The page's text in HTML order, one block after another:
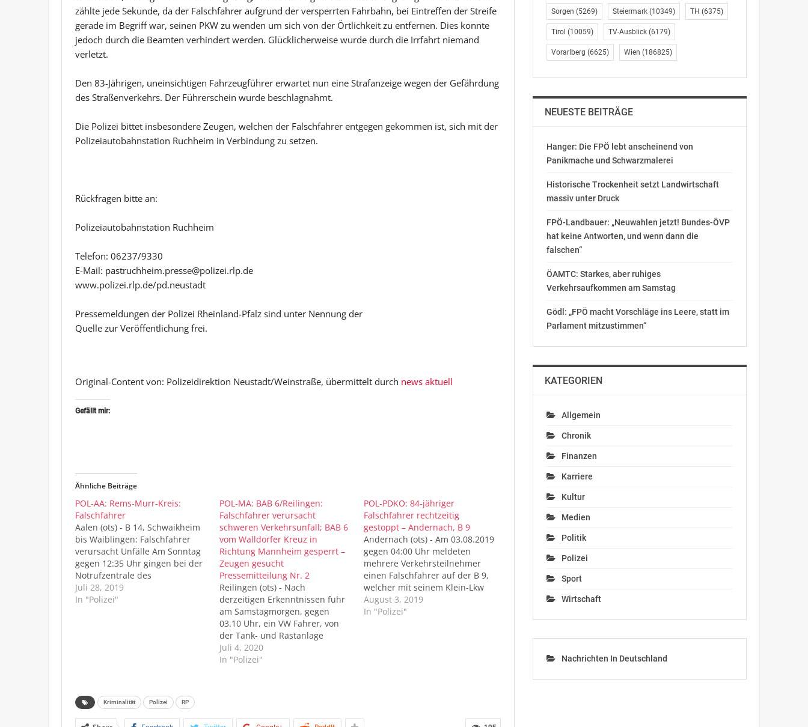
zählte jede Sekunde, da der Falschfahrer aufgrund der versperrten Fahrbahn, bei Eintreffen der Streife
gerade im Begriff war, seinen PKW zu wenden um sich von der Örtlichkeit zu entfernen. Dies konnte
jedoch durch die Beamten verhindert werden. Glücklicherweise wurde durch die Irrfahrt niemand
verletzt.
Den 83-Jährigen, uneinsichtigen Fahrzeugführer erwartet nun eine Strafanzeige wegen der Gefährdung
des Straßenverkehrs. Der Führerschein wurde beschlagnahmt.
Die Polizei bittet insbesondere Zeugen, welchen der Falschfahrer entgegen gekommen ist, sich mit der
Polizeiautobahnstation Ruchheim in Verbindung zu setzen.
Rückfragen bitte an:
Polizeiautobahnstation Ruchheim
Telefon: 06237/9330
E-Mail: pastruchheim.presse@polizei.rlp.de
www.polizei.rlp.de/pd.neustadt
Pressemeldungen der Polizei Rheinland-Pfalz sind unter Nennung der
Quelle zur Veröffentlichung frei.
Original-Content von: Polizeidirektion Neustadt/Weinstraße, übermittelt durch news aktuell
Gefällt mir:
Ähnliche Beiträge
POL-AA: Rems-Murr-Kreis:
Falschfahrer
Aalen (ots) - B 14, Schwaikheim
bis Waiblingen: Falschfahrer
verursacht Unfälle Am Sonntag
gegen 12:35 Uhr gingen bei der
Notrufzentrale des
Polizeipräsidiums Aalen erste
Falschfahrermeldungen ein,
Juli 28, 2019
In "Polizei"
POL-MA: BAB 6/Reilingen:
Falschfahrer verursacht
schweren Verkehrsunfall; BAB 6
vom Walldorfer Kreuz in
Richtung Mannheim gesperrt –
Zeugen gesucht
Pressemitteilung Nr. 2
Reilingen (ots) - Nach
derzeitigen Erkenntnissen fuhr
am Samstagmorgen, gegen
03.10 Uhr, ein VW Fahrer, von
der Tank- und Rastanlage
Hockenheim-Ost kommend, in
falsche Richtung auf die BAB 6
entgegenkommenden, in
Juli 4, 2020
In "Polizei"
POL-PDKO: 84-jähriger
Falschfahrer rechtzeitig
gestoppt – Andernach, B 9
Andernach (ots) - Am 03.08.2019
gegen 04:00 Uhr meldeten
mehrere Verkehrsteilnehmer
einen Falschfahrer auf der B 9,
welcher mit seinem Klein-Lkw
auf der Richtungsfahrbahn
Koblenz, entgegengesetzt der
August 3, 2019
In "Polizei"
Kriminalität Polizei RP
Sorgen (5269) Steiermark(10349) TH (6375)
Tirol (10059) TV-Ausblick(6179)
Vorarlberg (6625) Wien (186825)
NEUESTE BEITRÄGE
Hanger: Die FPÖ lebt anscheinend von
Panikmache und Schwarzmalerei
Historische Trockenheit setzt Landwirtschaft
massiv unter Druck
FPÖ-Landbauer: „Neuwahlen jetzt! Bundes-ÖVP
hat keine Antworten, und wenn dann die
falschen“
ÖAMTC: Starkes, aber ruhiges
Verkehrsaufkommen am Samstag
Gödl: „FPÖ macht Vorschläge ins Leere, statt im
Parlament mitzustimmen“
KATEGORIEN
Allgemein
Chronik
Finanzen
Karriere
Kultur
Medien
Politik
Polizei
Sport
Wirtschaft
Nachrichten In Deutschland